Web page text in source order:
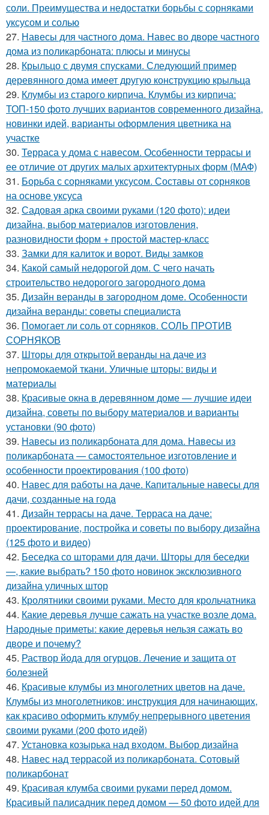
соли. Преимущества и недостатки борьбы с сорняками
уксусом и солью
27. Навесы для частного дома. Навес во дворе частного
дома из поликарбоната: плюсы и минусы
28. Крыльцо с двумя спусками. Следующий пример
деревянного дома имеет другую конструкцию крыльца
29. Клумбы из старого кирпича. Клумбы из кирпича:
ТОП-150 фото лучших вариантов современного дизайна,
новинки идей, варианты оформления цветника на
участке
30. Терраса у дома с навесом. Особенности террасы и
ее отличие от других малых архитектурных форм (МАФ)
31. Борьба с сорняками уксусом. Составы от сорняков
на основе уксуса
32. Садовая арка своими руками (120 фото): идеи
дизайна, выбор материалов изготовления,
разновидности форм + простой мастер-класс
33. Замки для калиток и ворот. Виды замков
34. Какой самый недорогой дом. С чего начать
строительство недорогого загородного дома
35. Дизайн веранды в загородном доме. Особенности
дизайна веранды: советы специалиста
36. Помогает ли соль от сорняков. СОЛЬ ПРОТИВ
СОРНЯКОВ
37. Шторы для открытой веранды на даче из
непромокаемой ткани. Уличные шторы: виды и
материалы
38. Красивые окна в деревянном доме — лучшие идеи
дизайна, советы по выбору материалов и варианты
установки (90 фото)
39. Навесы из поликарбоната для дома. Навесы из
поликарбоната — самостоятельное изготовление и
особенности проектирования (100 фото)
40. Навес для работы на даче. Капитальные навесы для
дачи, созданные на года
41. Дизайн террасы на даче. Терраса на даче:
проектирование, постройка и советы по выбору дизайна
(125 фото и видео)
42. Беседка со шторами для дачи. Шторы для беседки
—, какие выбрать? 150 фото новинок эксклюзивного
дизайна уличных штор
43. Кролятники своими руками. Место для крольчатника
44. Какие деревья лучше сажать на участке возле дома.
Народные приметы: какие деревья нельзя сажать во
дворе и почему?
45. Раствор йода для огурцов. Лечение и защита от
болезней
46. Красивые клумбы из многолетних цветов на даче.
Клумбы из многолетников: инструкция для начинающих,
как красиво оформить клумбу непрерывного цветения
своими руками (200 фото идей)
47. Установка козырька над входом. Выбор дизайна
48. Навес над террасой из поликарбоната. Сотовый
поликарбонат
49. Красивая клумба своими руками перед домом.
Красивый палисадник перед домом — 50 фото идей для